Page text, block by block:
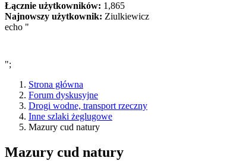
Łącznie użytkowników: 1,865
Najnowszy użytkownik: Ziulkiewicz
echo "
";
Strona główna
Forum dyskusyjne
Drogi wodne, transport rzeczny
Inne szlaki żeglugowe
Mazury cud natury
Mazury cud natury